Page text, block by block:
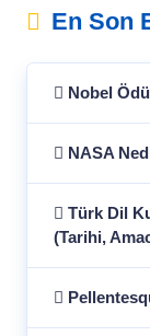
En Son
Nobel
NASA
Türk Dil
(Tarihi,